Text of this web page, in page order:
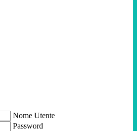
Nome Utente
Password